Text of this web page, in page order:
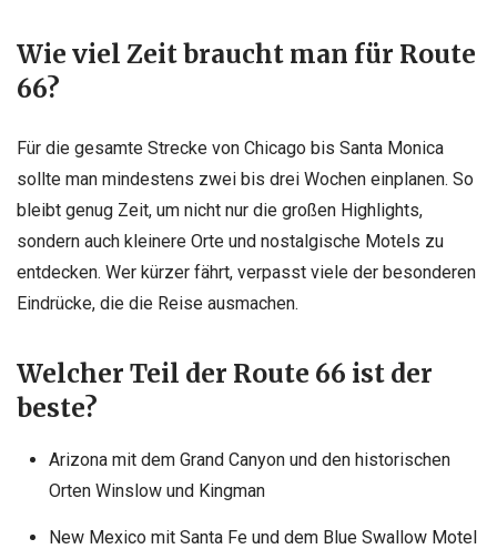
Wie viel Zeit braucht man für Route
66?
Für die gesamte Strecke von Chicago bis Santa Monica
sollte man mindestens zwei bis drei Wochen einplanen. So
bleibt genug Zeit, um nicht nur die großen Highlights,
sondern auch kleinere Orte und nostalgische Motels zu
entdecken. Wer kürzer fährt, verpasst viele der besonderen
Eindrücke, die die Reise ausmachen.
Welcher Teil der Route 66 ist der
beste?
Arizona mit dem Grand Canyon und den historischen
Orten Winslow und Kingman
New Mexico mit Santa Fe und dem Blue Swallow Motel